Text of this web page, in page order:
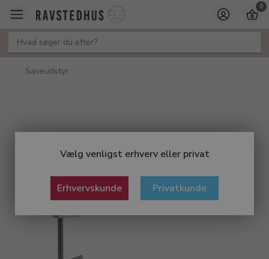
Vælg venligst erhverv eller privat
Erhvervskunde Privatkunde
0
Saveudstyr